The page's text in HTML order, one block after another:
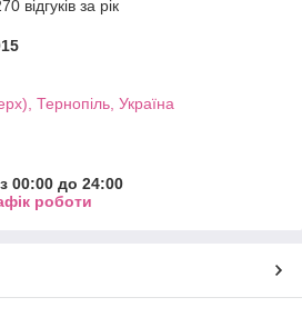
відгуків за рік
Тернопіль, Україна
00:00 до 24:00
роботи